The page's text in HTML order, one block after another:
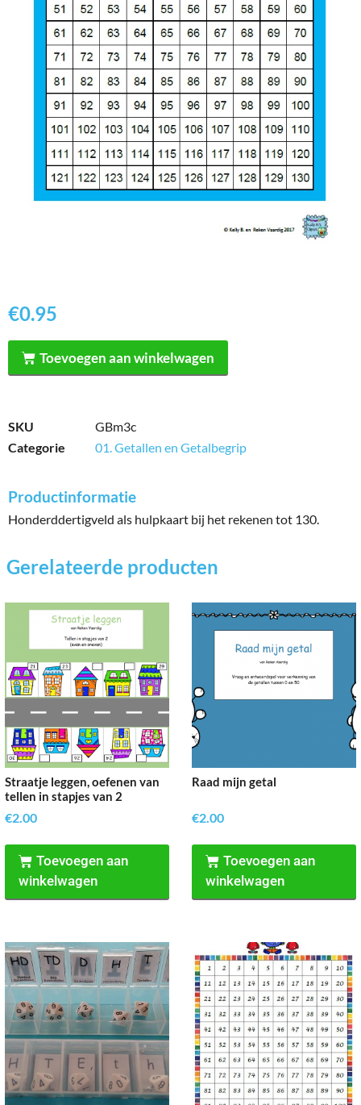
€0.95
Toevoegen aan winkelwagen
SKU
GBm3c
Categorie
01. Getallen en Getalbegrip
Productinformatie
Honderddertigveld als hulpkaart bij het rekenen tot 130.
Gerelateerde producten
Straatje leggen, oefenen van
tellen in stapjes van 2
€2.00
Toevoegen aan
winkelwagen
Raad mijn getal
€2.00
Toevoegen aan
winkelwagen